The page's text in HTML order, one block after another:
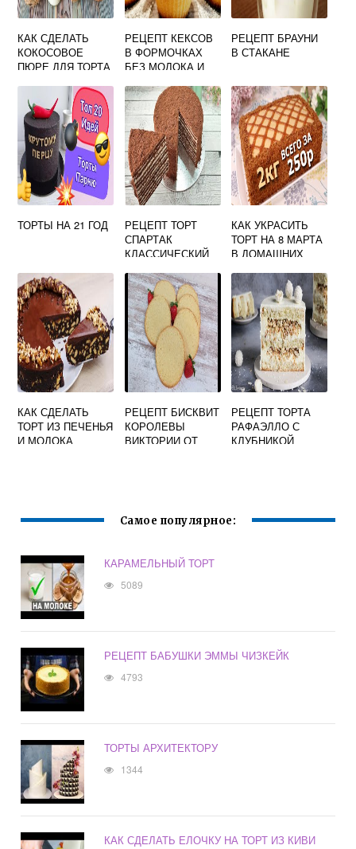
КАК СДЕЛАТЬ
КОКОСОВОЕ
ПЮРЕ ДЛЯ ТОРТА
РЕЦЕПТ КЕКСОВ
В ФОРМОЧКАХ
БЕЗ МОЛОКА И
РЕЦЕПТ БРАУНИ
В СТАКАНЕ
ТОРТЫ НА 21 ГОД
РЕЦЕПТ ТОРТ
СПАРТАК
КЛАССИЧЕСКИЙ
КАК УКРАСИТЬ
ТОРТ НА 8 МАРТА
В ДОМАШНИХ
КАК СДЕЛАТЬ
ТОРТ ИЗ ПЕЧЕНЬЯ
И МОЛОКА
РЕЦЕПТ БИСКВИТ
КОРОЛЕВЫ
ВИКТОРИИ ОТ
РЕЦЕПТ ТОРТА
РАФАЭЛЛО С
КЛУБНИКОЙ
Самое популярное:
КАРАМЕЛЬНЫЙ ТОРТ
5089
РЕЦЕПТ БАБУШКИ ЭММЫ ЧИЗКЕЙК
4793
ТОРТЫ АРХИТЕКТОРУ
1344
КАК СДЕЛАТЬ ЕЛОЧКУ НА ТОРТ ИЗ КИВИ